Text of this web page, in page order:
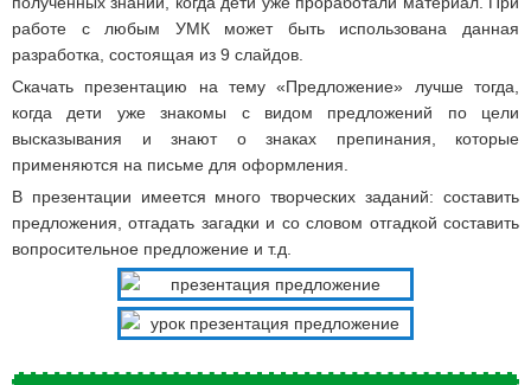
работе с любым УМК может быть использована данная
разработка, состоящая из 9 слайдов.
Скачать презентацию на тему «Предложение» лучше тогда,
когда дети уже знакомы с видом предложений по цели
высказывания и знают о знаках препинания, которые
применяются на письме для оформления.
В презентации имеется много творческих заданий: составить
предложения, отгадать загадки и со словом отгадкой составить
вопросительное предложение и т.д.